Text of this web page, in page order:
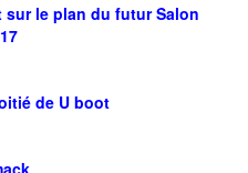
sur le plan du futur Salon
de U boot